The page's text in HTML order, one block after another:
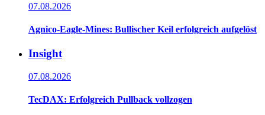
07.08.2026
Agnico-Eagle-Mines: Bullischer Keil erfolgreich aufgelöst
Insight
07.08.2026
TecDAX: Erfolgreich Pullback vollzogen